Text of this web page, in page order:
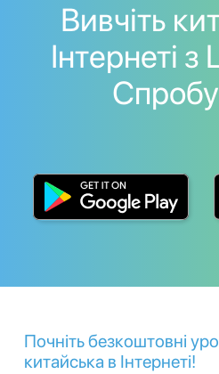
Вивчіть
Інтернеті з
Почніть безкоштовні
китайська в Інтернеті!